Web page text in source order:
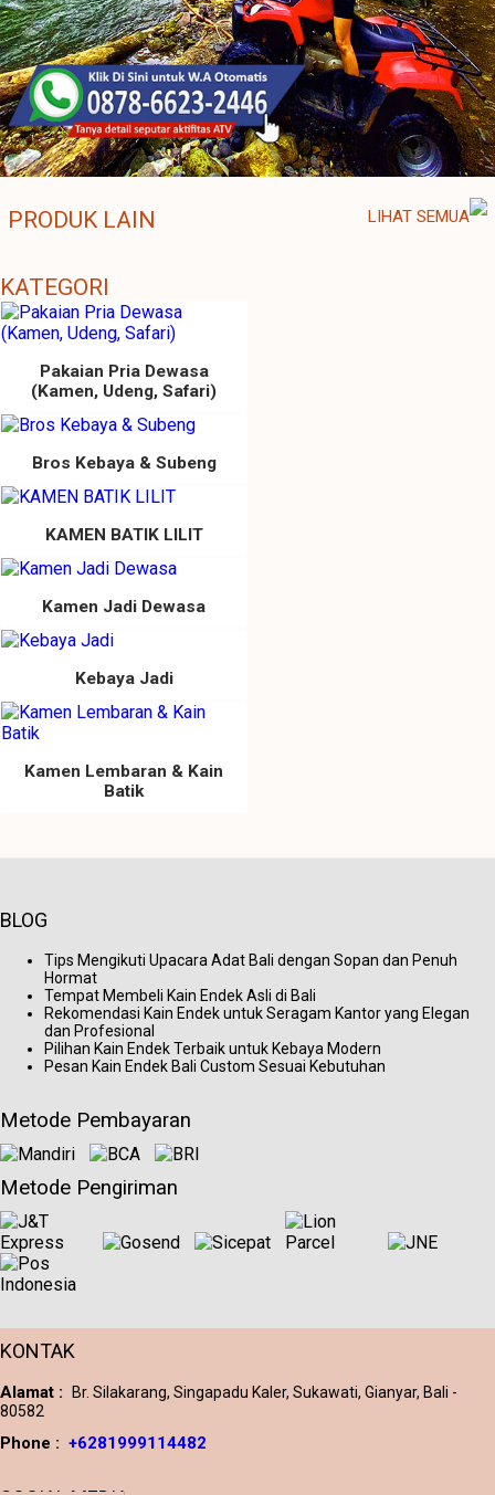
PRODUK LAIN LIHAT SEMUA
KATEGORI
Pakaian Pria Dewasa
(Kamen, Udeng, Safari)
Bros Kebaya & Subeng
KAMEN BATIK LILIT
Kamen Jadi Dewasa
Kebaya Jadi
Kamen Lembaran & Kain
Batik
BLOG
Tips Mengikuti Upacara Adat Bali dengan Sopan dan Penuh
Hormat
Tempat Membeli Kain Endek Asli di Bali
Rekomendasi Kain Endek untuk Seragam Kantor yang Elegan
dan Profesional
Pilihan Kain Endek Terbaik untuk Kebaya Modern
Pesan Kain Endek Bali Custom Sesuai Kebutuhan
Metode Pembayaran
Metode Pengiriman
KONTAK
Alamat :
Br. Silakarang, Singapadu Kaler, Sukawati, Gianyar, Bali -
80582
Phone : +6281999114482